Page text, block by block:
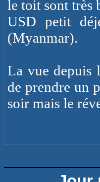
le toit sont très
USD petit
(Myanmar).
La vue depuis
de prendre un
soir mais le